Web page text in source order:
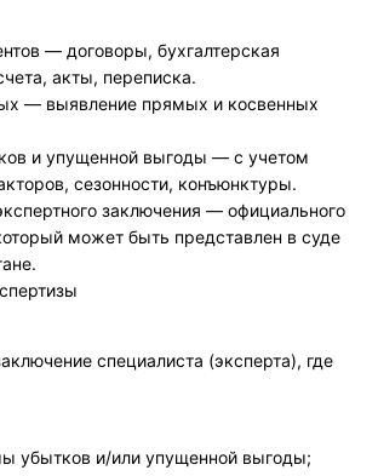
— договоры, бухгалтерская
акты, переписка.
— выявление прямых и косвенных
и упущенной выгоды — с учетом
сезонности, конъюнктуры.
заключения — официального
может быть представлен в суде
специалиста (эксперта), где
убытков и/или упущенной выгоды;